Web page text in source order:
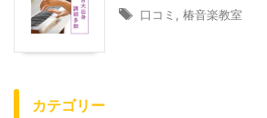
口コミ 椿音楽教室
カテゴリー